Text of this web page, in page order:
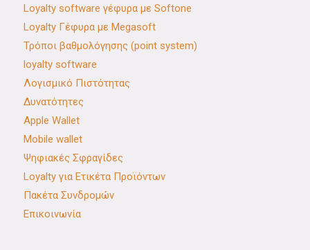
Loyalty software γέφυρα με Softone
Loyalty Γέφυρα με Megasoft
Τρόποι βαθμολόγησης (point system)
loyalty software
Λογισμικό Πιστότητας
Δυνατότητες
Apple Wallet
Mobile wallet
Ψηφιακές Σφραγίδες
Loyalty για Ετικέτα Προϊόντων
Πακέτα Συνδρομών
Επικοινωνία